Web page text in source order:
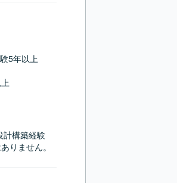
5年以上
計構築経験
りません。